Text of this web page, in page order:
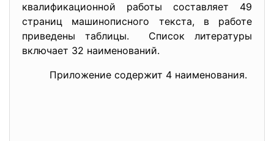
квалификационной работы составляет 49
страниц машинописного текста, в работе
приведены таблицы. Список литературы
включает 32 наименований.
Приложение содержит 4 наименования.